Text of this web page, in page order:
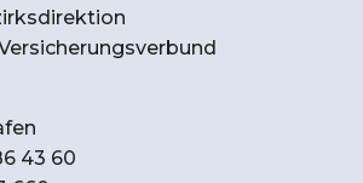
43 60